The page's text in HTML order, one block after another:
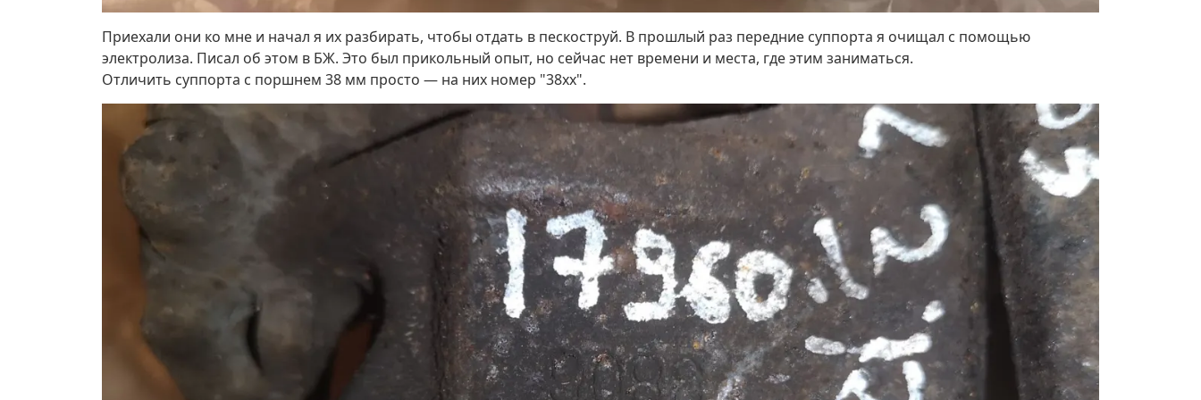
Приехали они ко мне и начал я их разбирать, чтобы отдать в пескоструй. В прошлый раз передние суппорта я очищал с помощью
электролиза. Писал об этом в БЖ. Это был прикольный опыт, но сейчас нет времени и места, где этим заниматься.
Отличить суппорта с поршнем 38 мм просто — на них номер "38хх".